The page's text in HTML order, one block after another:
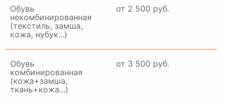
Обувь
некомбинированная
(текстиль, замша,
кожа, нубук...)
от 2 500 руб.
Обувь
комбинированная
(кожа+замша,
ткань+кожа...)
от 3 500 руб.